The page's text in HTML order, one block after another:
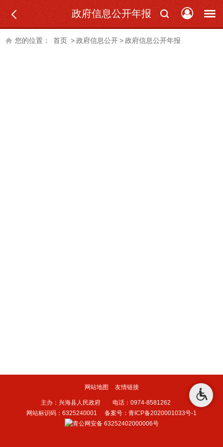
政府信息公开年报
您的位置： 首页 >政府信息公开>政府信息公开年报
网站地图 友情链接
主办：兴海县人民政府 电话：0974-8581262
网站标识码：6325240001 备案号：青ICP备2020001033号-1
青公网安备 63252402000006号